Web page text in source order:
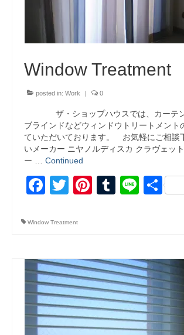
Window Treatment
posted in: Work | 0
ザ・ショップハウスでは、カーテン
ブラインドなどウィンドウトリートメント
ていただいております。 お気軽にご相談
いメーカー ニヤノルディスカ クラヴェッ
ー … Continued
Facebook
TwitterPinterest
Tumblr
Line共
Window Treatment